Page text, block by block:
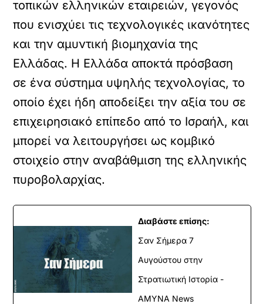
τοπικών ελληνικών εταιρειών, γεγονός
που ενισχύει τις τεχνολογικές ικανότητες
και την αμυντική βιομηχανία της
Ελλάδας. Η Ελλάδα αποκτά πρόσβαση
σε ένα σύστημα υψηλής τεχνολογίας, το
οποίο έχει ήδη αποδείξει την αξία του σε
επιχειρησιακό επίπεδο από το Ισραήλ, και
μπορεί να λειτουργήσει ως κομβικό
στοιχείο στην αναβάθμιση της ελληνικής
πυροβολαρχίας.
Διαβάστε επίσης:
Σαν Σήμερα 7
Αυγούστου στην
Στρατιωτική Ιστορία -
ΑΜΥΝΑ News